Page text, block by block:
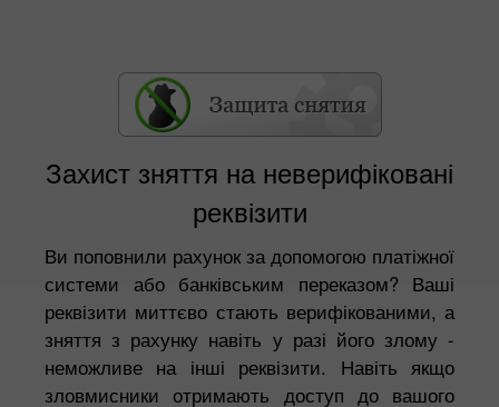
Захист зняття на неверифіковані
реквізити
Ви поповнили рахунок за допомогою платіжної
системи або банківським переказом? Ваші
реквізити миттєво стають верифікованими, а
зняття з рахунку навіть у разі його злому -
неможливе на інші реквізити. Навіть якщо
зловмисники отримають доступ до вашого